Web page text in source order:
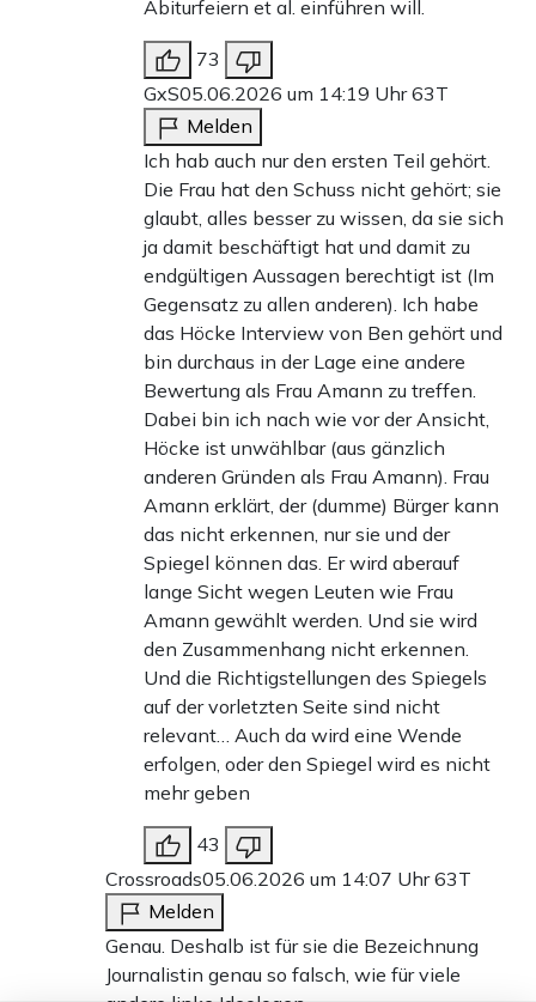
Abiturfeiern et al. einführen will.
73
GxS05.06.2026 um 14:19 Uhr63T
Melden
Ich hab auch nur den ersten Teil gehört.
Die Frau hat den Schuss nicht gehört; sie
glaubt, alles besser zu wissen, da sie sich
ja damit beschäftigt hat und damit zu
endgültigen Aussagen berechtigt ist (Im
Gegensatz zu allen anderen). Ich habe
das Höcke Interview von Ben gehört und
bin durchaus in der Lage eine andere
Bewertung als Frau Amann zu treffen.
Dabei bin ich nach wie vor der Ansicht,
Höcke ist unwählbar (aus gänzlich
anderen Gründen als Frau Amann). Frau
Amann erklärt, der (dumme) Bürger kann
das nicht erkennen, nur sie und der
Spiegel können das. Er wird aberauf
lange Sicht wegen Leuten wie Frau
Amann gewählt werden. Und sie wird
den Zusammenhang nicht erkennen.
Und die Richtigstellungen des Spiegels
auf der vorletzten Seite sind nicht
relevant… Auch da wird eine Wende
erfolgen, oder den Spiegel wird es nicht
mehr geben
43
Crossroads05.06.2026 um 14:07 Uhr63T
Melden
Genau. Deshalb ist für sie die Bezeichnung
Journalistin genau so falsch, wie für viele